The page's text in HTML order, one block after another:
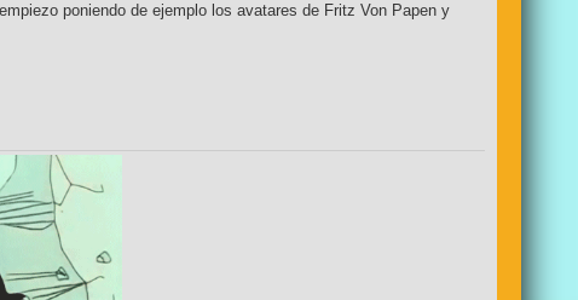
poniendo de ejemplo los avatares de Fritz Von Papen y